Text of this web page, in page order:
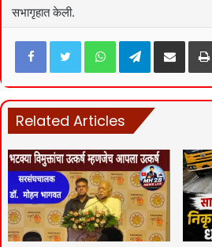
सभागृहात केली.
FacebookTwitterWhatsAppTelegramShare via Email
Related Articles